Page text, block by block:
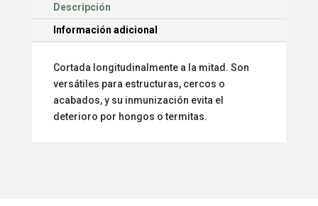
Descripción
Información adicional
Cortada longitudinalmente a la mitad. Son
versátiles para estructuras, cercos o
acabados, y su inmunización evita el
deterioro por hongos o termitas.